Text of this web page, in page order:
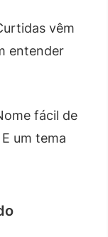
vêm
entender
fácil de
um tema